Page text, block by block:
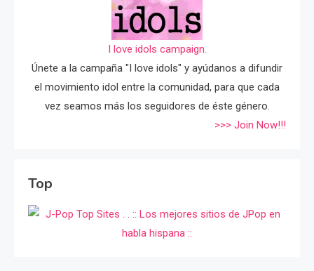
I love idols campaign.
Únete a la campaña "I love idols" y ayúdanos a difundir
el movimiento idol entre la comunidad, para que cada
vez seamos más los seguidores de éste género.
>>> Join Now!!!
Top